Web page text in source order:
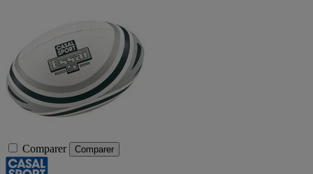
Comparer Comparer